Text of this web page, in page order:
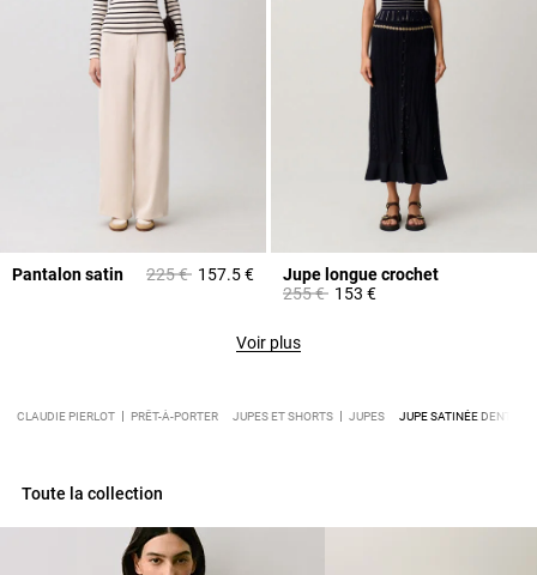
Pantalon satin Prix réduit à partir de
225 €à157.5 €
Jupe longue crochet
Prix réduit à partir de
255 €à153 €
Voir plus
CLAUDIE PIERLOT PRÊT-À-PORTER JUPES ET SHORTS JUPES JUPE SATINÉE DENTELLE
Toute la collection